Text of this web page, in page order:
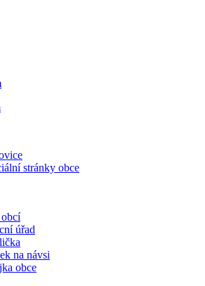
stránky obce
úřad
na návsi
obce